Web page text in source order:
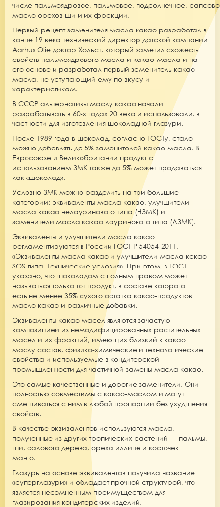
числе пальмоядровое, пальмовое, подсолнечное,
масло орехов ши и их фракции.
Первый рецепт заменителя масла какао разработал в
конце 19 века технический директор датской компании
Aarhus Olіe доктор Хольст, который заметил схожесть
свойств пальмоядрового масла и какао-масла и на
его основе и разработал первый заменитель какао-
масла, не уступающий ему по вкусу и
характеристикам.
В СССР альтернативы маслу какао начали
разрабатывать в 60-х годах 20 века и использовали, в
частности для изготовления шоколадной глазури.
После 1989 года в шоколад, согласно ГОСТу, стало
можно добавлять до 5% заменителей какао-масла. В
Евросоюзе и Великобритании продукт с
использованием ЗМК также до 5% может продаваться
как «шоколад».
Условно ЗМК можно разделить на три большие
категории: эквиваленты масла какао, улучшители
масла какао нелауринового типа (НЗМК) и
заменители масла какао лауринового типа (ЛЗМК).
Эквиваленты и улучшители масла какао
регламентируются в России ГОСТ Р 54054-2011.
«Эквиваленты масла какао и улучшители масла какао
SOS-типа. Технические условия». При этом, в ГОСТ
указано, что шоколадом с полным правом может
называться только тот продукт, в составе которого
есть не менее 35% сухого остатка какао-продуктов,
масло какао и различные добавки.
Эквиваленты какао масел являются зачастую
композицией из немодифицированных растительных
масел и их фракций, имеющих близкий к какао
маслу состав, физико-химические и технологические
свойства и используемые в кондитерской
промышленности для частичной замены масла какао.
Это самые качественные и дорогие заменители. Они
полностью совместимы с какао-маслом и могут
смешиваться с ним в любой пропорции без ухудшения
свойств.
В качестве эквивалентов используются масла,
полученные из других тропических растений — пальмы,
ши, салового дерева, ореха иллипе и косточек
манго.
Глазурь на основе эквивалентов получила название
«суперглазури» и обладает прочной структурой, что
является несомненным преимуществом для
глазирования кондитерских изделий.